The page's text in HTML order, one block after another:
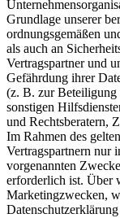
Grundlage unserer
ordnungsgemäßen
als auch an
Vertragspartner und
Gefährdung ihrer
(z. B. zur Beteiligung
sonstigen
und Rechtsberatern,
Im Rahmen des
Vertragspartnern nur
vorgenannten
erforderlich ist. Über
Marketingzwecken,